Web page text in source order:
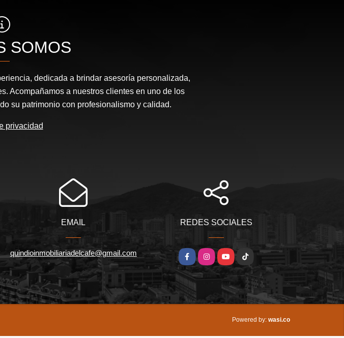
SOMOS
dedicada a brindar asesoría personalizada,
Acompañamos a nuestros clientes en uno de los
su patrimonio con profesionalismo y calidad.
privacidad
EMAIL
quindioinmobiliariadelcafe@gmail.com
REDES SOCIALES
FacebookInstagramYouTubeTikTok
Powered by: wasi.co